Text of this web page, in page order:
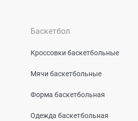
Баскетбол
Кроссовки баскетбольные
Мячи баскетбольные
Форма баскетбольная
Одежда баскетбольная